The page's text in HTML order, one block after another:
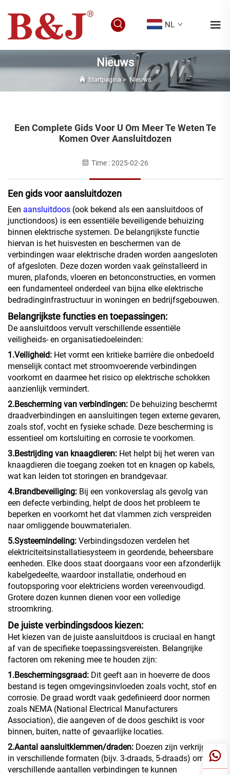
NL
Nieuws
Startpagina >Nieuws
Een Complete Gids Voor U Om Meer Te Weten Te
Komen Over Aansluitdozen
Time : 2025-02-26
Een gids voor aansluitdozen
Een aansluitdoos (ook bekend als een aansluitdoos of
junctiondoos) is een essentiële beveiligende behuizing
binnen elektrische systemen. De belangrijkste functie
hiervan is het huisvesten en beschermen van de
verbindingen waar elektrische draden worden aangesloten
of afgesloten. Deze dozen worden vaak geïnstalleerd in
muren, plafonds, vloeren en betonconstructies, en vormen
een fundamenteel onderdeel van bijna elke elektrische
bedradinginfrastructuur in woningen en bedrijfsgebouwen.
Belangrijkste functies en toepassingen:
De aansluitdoos vervult verschillende essentiële
veiligheids- en organisatiedoeleinden:
1.Veiligheid: Het vormt een kritieke barrière die onbedoeld
menselijk contact met stroomvoerende verbindingen
voorkomt en daarmee het risico op elektrische schokken
aanzienlijk vermindert.
2.Bescherming van verbindingen: De behuizing beschermt
draadverbindingen en aansluitingen tegen externe gevaren,
zoals stof, vocht en fysieke schade. Deze bescherming is
essentieel om kortsluiting en corrosie te voorkomen.
3.Bestrijding van knaagdieren: Het helpt bij het weren van
knaagdieren die toegang zoeken tot en knagen op kabels,
wat kan leiden tot storingen en brandgevaar.
4.Brandbeveiliging: Bij een vonkoverslag als gevolg van
een defecte verbinding, helpt de doos het probleem te
beperken en voorkomt het dat vlammen zich verspreiden
naar omliggende bouwmaterialen.
5.Systeemindeling: Verbindingsdozen verdelen het
elektriciteitsinstallatiesysteem in geordende, beheersbare
eenheden. Elke doos staat doorgaans voor een afzonderlijk
kabelgedeelte, waardoor installatie, onderhoud en
foutopsporing voor elektriciens worden vereenvoudigd.
Grotere dozen kunnen dienen voor een volledige
stroomkring.
De juiste verbindingsdoos kiezen:
Het kiezen van de juiste aansluitdoos is cruciaal en hangt
af van de specifieke toepassingsvereisten. Belangrijke
factoren om rekening mee te houden zijn:
1.Beschermingsgraad: Dit geeft aan in hoeverre de doos
bestand is tegen omgevingsinvloeden zoals vocht, stof en
corrosie. De graad wordt vaak gedefinieerd door normen
zoals NEMA (National Electrical Manufacturers
Association), die aangeven of de doos geschikt is voor
binnen, buiten, natte of gevaarlijke locaties.
2.Aantal aansluitklemmen/draden: Doezen zijn verkrijgbaar
in verschillende formaten (bijv. 3-draads, 5-draads) om
verschillende aantallen verbindingen te kunnen